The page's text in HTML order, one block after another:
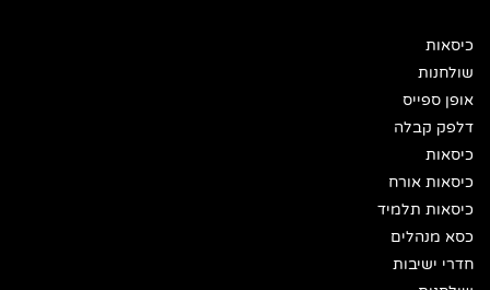
כיסאות
שולחנות
אופן ספייס
דלפק קבלה
כיסאות
כיסאות אורח
כיסאות תלמיד
כסא מנהלים
חדרי ישיבות